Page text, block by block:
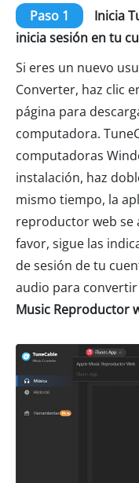
Paso 1
Inicia
inicia sesión en tu
Si eres un nuevo
Converter, haz clic
página para
computadora.
computadoras
instalación, haz
mismo tiempo, la
reproductor web
favor, sigue las
de sesión de tu
audio para convertir
Music Reproductor